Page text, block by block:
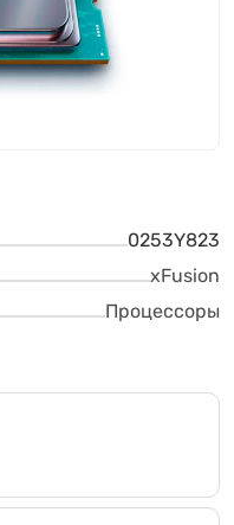
0253Y823
xFusion
Процессоры